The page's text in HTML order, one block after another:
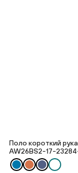
Поло короткий
AW26BS2-17-